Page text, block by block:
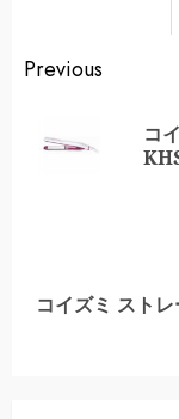
Continue
Reading
Previous
コ
Next
コイズミ スト